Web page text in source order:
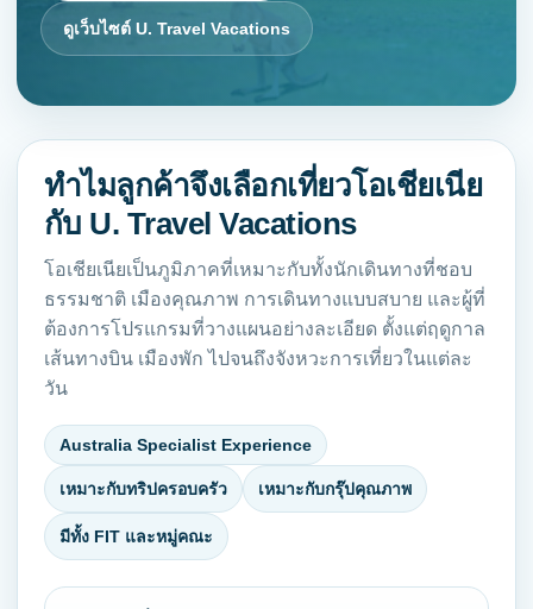
ดูเว็บไซต์ U. Travel Vacations
ทำไมลูกค้าจึงเลือกเที่ยวโอเชียเนีย
กับ U. Travel Vacations
โอเชียเนียเป็นภูมิภาคที่เหมาะกับทั้งนักเดินทางที่ชอบ
ธรรมชาติ เมืองคุณภาพ การเดินทางแบบสบาย และผู้ที่
ต้องการโปรแกรมที่วางแผนอย่างละเอียด ตั้งแต่ฤดูกาล
เส้นทางบิน เมืองพัก ไปจนถึงจังหวะการเที่ยวในแต่ละ
วัน
Australia Specialist Experience
เหมาะกับทริปครอบครัว เหมาะกับกรุ๊ปคุณภาพ
มีทั้ง FIT และหมู่คณะ